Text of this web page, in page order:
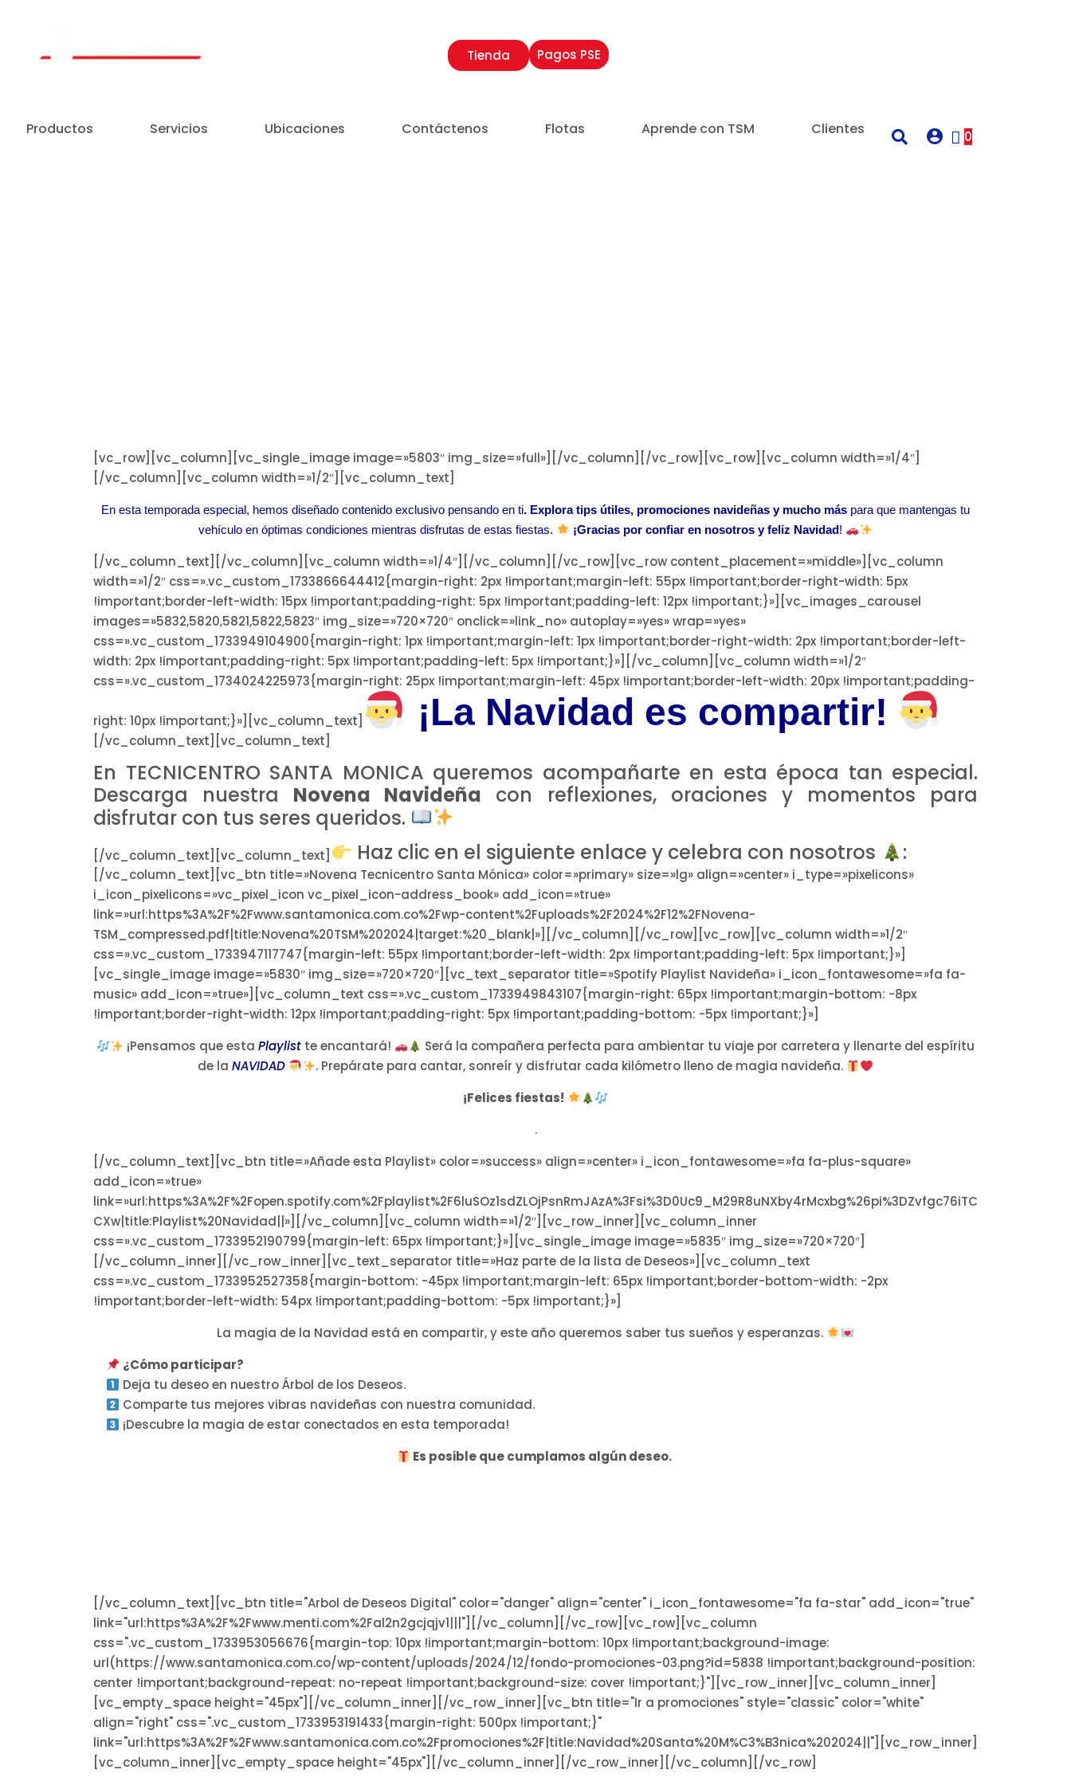
Tienda Pagos PSE
Productos Servicios Ubicaciones Contáctenos Flotas Aprende con TSM Clientes 0
[vc_row][vc_column][vc_single_image image=»5803″ img_size=»full»][/vc_column][/vc_row][vc_row][vc_column width=»1/4″]
[/vc_column][vc_column width=»1/2″][vc_column_text]
En esta temporada especial, hemos diseñado contenido exclusivo pensando en ti. Explora tips útiles, promociones navideñas y mucho más para que mantengas tu
vehículo en óptimas condiciones mientras disfrutas de estas fiestas.
¡Gracias por confiar en nosotros y feliz Navidad!
[/vc_column_text][/vc_column][vc_column width=»1/4″][/vc_column][/vc_row][vc_row content_placement=»middle»][vc_column
width=»1/2″ css=».vc_custom_1733866644412{margin-right: 2px !important;margin-left: 55px !important;border-right-width: 5px
!important;border-left-width: 15px !important;padding-right: 5px !important;padding-left: 12px !important;}»][vc_images_carousel
images=»5832,5820,5821,5822,5823″ img_size=»720×720″ onclick=»link_no» autoplay=»yes» wrap=»yes»
css=».vc_custom_1733949104900{margin-right: 1px !important;margin-left: 1px !important;border-right-width: 2px !important;border-left-
width: 2px !important;padding-right: 5px !important;padding-left: 5px !important;}»][/vc_column][vc_column width=»1/2″
css=».vc_custom_1734024225973{margin-right: 25px !important;margin-left: 45px !important;border-left-width: 20px !important;padding-
right: 10px !important;}»][vc_column_text] ¡La Navidad es compartir!
[/vc_column_text][vc_column_text]
En TECNICENTRO SANTA MONICA queremos acompañarte en esta época tan especial.
Descarga nuestra Novena Navideña con reflexiones, oraciones y momentos para
disfrutar con tus seres queridos.
[/vc_column_text][vc_column_text] Haz clic en el siguiente enlace y celebra con nosotros :
[/vc_column_text][vc_btn title=»Novena Tecnicentro Santa Mónica» color=»primary» size=»lg» align=»center» i_type=»pixelicons»
i_icon_pixelicons=»vc_pixel_icon vc_pixel_icon-address_book» add_icon=»true»
link=»url:https%3A%2F%2Fwww.santamonica.com.co%2Fwp-content%2Fuploads%2F2024%2F12%2FNovena-
TSM_compressed.pdf|title:Novena%20TSM%202024|target:%20_blank|»][/vc_column][/vc_row][vc_row][vc_column width=»1/2″
css=».vc_custom_1733947117747{margin-left: 55px !important;border-left-width: 2px !important;padding-left: 5px !important;}»]
[vc_single_image image=»5830″ img_size=»720×720″][vc_text_separator title=»Spotify Playlist Navideña» i_icon_fontawesome=»fa fa-
music» add_icon=»true»][vc_column_text css=».vc_custom_1733949843107{margin-right: 65px !important;margin-bottom: -8px
!important;border-right-width: 12px !important;padding-right: 5px !important;padding-bottom: -5px !important;}»]
¡Pensamos que esta Playlist te encantará!
Será la compañera perfecta para ambientar tu viaje por carretera y llenarte del espíritu
de la NAVIDAD
. Prepárate para cantar, sonreír y disfrutar cada kilómetro lleno de magia navideña.
¡Felices fiestas!
.
[/vc_column_text][vc_btn title=»Añade esta Playlist» color=»success» align=»center» i_icon_fontawesome=»fa fa-plus-square»
add_icon=»true»
link=»url:https%3A%2F%2Fopen.spotify.com%2Fplaylist%2F6luSOz1sdZLOjPsnRmJAzA%3Fsi%3D0Uc9_M29R8uNXby4rMcxbg%26pi%3DZvfgc76iTC
CXw|title:Playlist%20Navidad||»][/vc_column][vc_column width=»1/2″][vc_row_inner][vc_column_inner
css=».vc_custom_1733952190799{margin-left: 65px !important;}»][vc_single_image image=»5835″ img_size=»720×720″]
[/vc_column_inner][/vc_row_inner][vc_text_separator title=»Haz parte de la lista de Deseos»][vc_column_text
css=».vc_custom_1733952527358{margin-bottom: -45px !important;margin-left: 65px !important;border-bottom-width: -2px
!important;border-left-width: 54px !important;padding-bottom: -5px !important;}»]
La magia de la Navidad está en compartir, y este año queremos saber tus sueños y esperanzas.
¿Cómo participar?
Deja tu deseo en nuestro Árbol de los Deseos.
Comparte tus mejores vibras navideñas con nuestra comunidad.
¡Descubre la magia de estar conectados en esta temporada!
Es posible que cumplamos algún deseo.
[/vc_column_text][vc_btn title="Arbol de Deseos Digital" color="danger" align="center" i_icon_fontawesome="fa fa-star" add_icon="true"
link="url:https%3A%2F%2Fwww.menti.com%2Fal2n2gcjqjv1|||"][/vc_column][/vc_row][vc_row][vc_column
css=".vc_custom_1733953056676{margin-top: 10px !important;margin-bottom: 10px !important;background-image:
url(https://www.santamonica.com.co/wp-content/uploads/2024/12/fondo-promociones-03.png?id=5838 !important;background-position:
center !important;background-repeat: no-repeat !important;background-size: cover !important;}"][vc_row_inner][vc_column_inner]
[vc_empty_space height="45px"][/vc_column_inner][/vc_row_inner][vc_btn title="Ir a promociones" style="classic" color="white"
align="right" css=".vc_custom_1733953191433{margin-right: 500px !important;}"
link="url:https%3A%2F%2Fwww.santamonica.com.co%2Fpromociones%2F|title:Navidad%20Santa%20M%C3%B3nica%202024||"][vc_row_inner]
[vc_column_inner][vc_empty_space height="45px"][/vc_column_inner][/vc_row_inner][/vc_column][/vc_row]